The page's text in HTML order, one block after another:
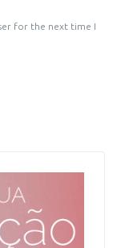
for the next time I